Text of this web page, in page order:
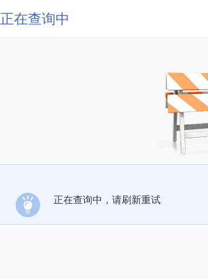
正在查询中
正在查询中，请刷新重试